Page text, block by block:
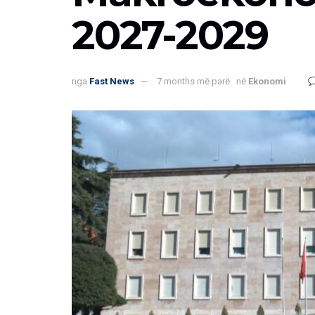
2027-2029
nga Fast News 7 months më parë në Ekonomi